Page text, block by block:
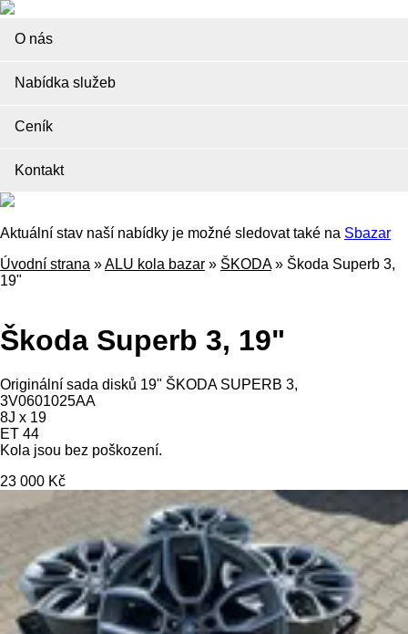
O nás
Nabídka služeb
Ceník
Kontakt
Aktuální stav naší nabídky je možné sledovat také na Sbazar
Úvodní strana »ALU kola bazar » ŠKODA» Škoda Superb 3,
19"
Škoda Superb 3, 19"
Originální sada disků 19" ŠKODA SUPERB 3,
3V0601025AA
8J x 19
ET 44
Kola jsou bez poškození.
23 000 Kč